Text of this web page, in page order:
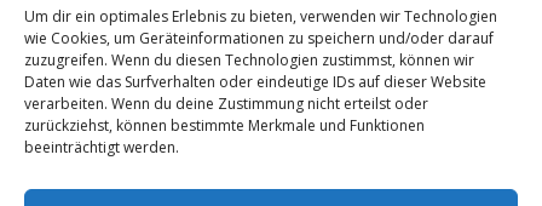
Um dir ein optimales Erlebnis zu bieten, verwenden wir Technologien
wie Cookies, um Geräteinformationen zu speichern und/oder darauf
zuzugreifen. Wenn du diesen Technologien zustimmst, können wir
Daten wie das Surfverhalten oder eindeutige IDs auf dieser Website
verarbeiten. Wenn du deine Zustimmung nicht erteilst oder
zurückziehst, können bestimmte Merkmale und Funktionen
beeinträchtigt werden.
A-1020 Wien
+43 699 17 24 39 63
info@q-box.at
Am Freitag dem 13.11.2020 war es soweit. Der Prototyp, die
Aspern, der Platz an dem sie gebaut wurde und 5 Jahre stand,